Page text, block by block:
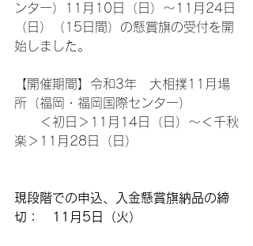
ンター）11月10日（日）～11月24日
（日）（15日間）の懸賞旗の受付を開
始しました。
【開催期間】令和3年　大相撲11月場
所（福岡・福岡国際センター）
＜初日＞11月14日（日）～＜千秋
楽＞11月28日（日）
現段階での申込、入金懸賞旗納品の締
切：　11月5日（火）